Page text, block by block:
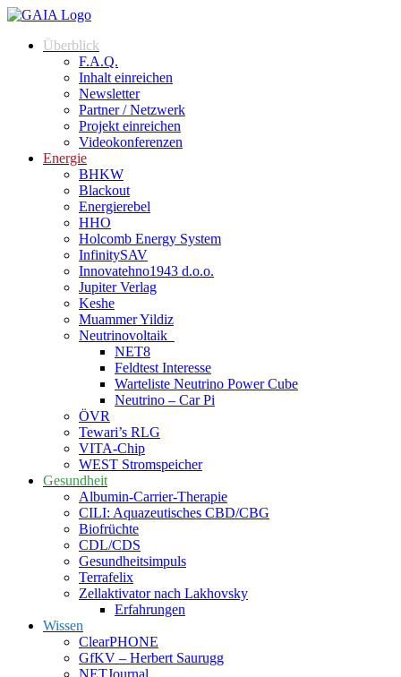
Überblick
F.A.Q.
Inhalt einreichen
Newsletter
Partner / Netzwerk
Projekt einreichen
Videokonferenzen
Energie
BHKW
Blackout
Energierebel
HHO
Holcomb Energy System
InfinitySAV
Innovatehno1943 d.o.o.
Jupiter Verlag
Keshe
Muammer Yildiz
Neutrinovoltaik
NET8
Feldtest Interesse
Warteliste Neutrino Power Cube
Neutrino – Car Pi
ÖVR
Tewari’s RLG
VITA-Chip
WEST Stromspeicher
Gesundheit
Albumin-Carrier-Therapie
CILI: Aquazeutisches CBD/CBG
Biofrüchte
CDL/CDS
Gesundheitsimpuls
Terrafelix
Zellaktivator nach Lakhovsky
Erfahrungen
Wissen
ClearPHONE
GfKV – Herbert Saurugg
NETJournal